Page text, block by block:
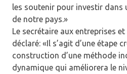
les soutenir pour investir dans
de notre pays.»
Le secrétaire aux entreprises et
déclaré: «Il s’agit d’une étape
construction d’une méthode
dynamique qui améliorera le